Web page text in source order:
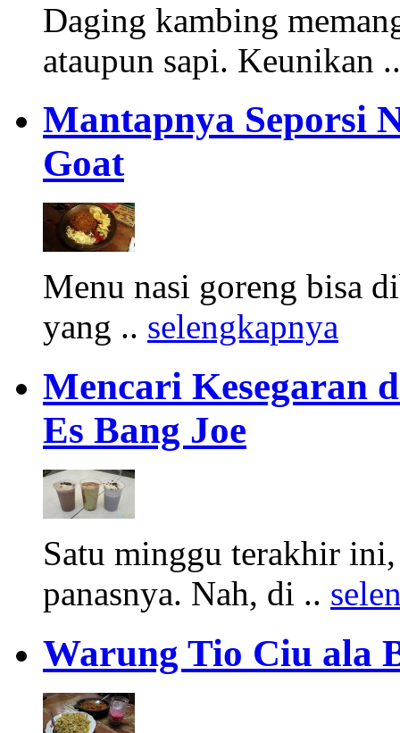
Daging kambing
ataupun sapi. Keunikan
Mantapnya Seporsi
Goat
Menu nasi goreng bisa
yang .. selengkapnya
Mencari Kesegaran
Es Bang Joe
Satu minggu terakhir ini,
panasnya. Nah, di ..
Warung Tio Ciu ala